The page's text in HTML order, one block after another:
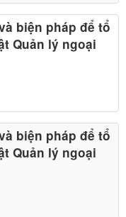
biện pháp để tổ
Quản lý ngoại
biện pháp để tổ
Quản lý ngoại